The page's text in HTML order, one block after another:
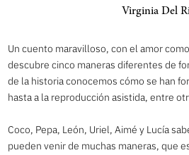
Virginia Del
Un cuento maravilloso, con el amor
descubre cinco maneras diferentes de
de la historia conocemos cómo se han
hasta a la reproducción asistida, entre
Coco, Pepa, León, Uriel, Aimé y Lucía
pueden venir de muchas maneras, que